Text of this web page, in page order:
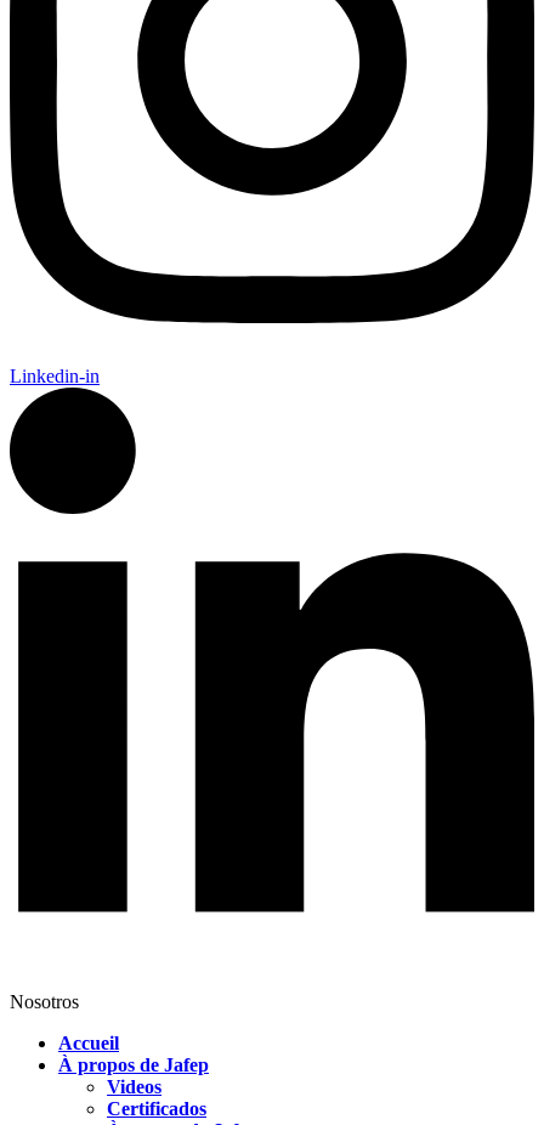
Linkedin-in
Nosotros
Accueil
À propos de Jafep
Videos
Certificados